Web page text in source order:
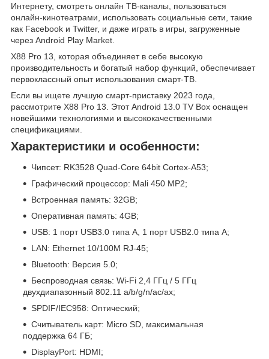
Интернету, смотреть онлайн ТВ-каналы, пользоваться
онлайн-кинотеатрами, использовать социальные сети, такие
как Facebook и Twitter, и даже играть в игры, загруженные
через Android Play Market.
X88 Pro 13, которая объединяет в себе высокую
производительность и богатый набор функций, обеспечивает
первоклассный опыт использования смарт-ТВ.
Если вы ищете лучшую смарт-приставку 2023 года,
рассмотрите X88 Pro 13. Этот Android 13.0 TV Box оснащен
новейшими технологиями и высококачественными
спецификациями.
Характеристики и особенности:
Чипсет: RK3528 Quad-Core 64bit Cortex-A53;
Графический процессор: Mali 450 MP2;
Встроенная память: 32GB;
Оперативная память: 4GB;
USB: 1 порт USB3.0 типа A, 1 порт USB2.0 типа A;
LAN: Ethernet 10/100M RJ-45;
Bluetooth: Версия 5.0;
Беспроводная связь: Wi-Fi 2,4 ГГц / 5 ГГц
двухдиапазонный 802.11 a/b/g/n/ac/ax;
SPDIF/IEC958: Оптический;
Считыватель карт: Micro SD, максимальная
поддержка 64 ГБ;
DisplayPort: HDMI;